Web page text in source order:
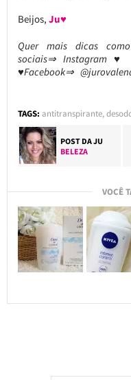
Beijos, Ju♥
Quer mais dicas
sociais⇒ Instagram
♥Facebook⇒
TAGS: antitranspirante,
POST DAJU
BELEZA
VOCÊ